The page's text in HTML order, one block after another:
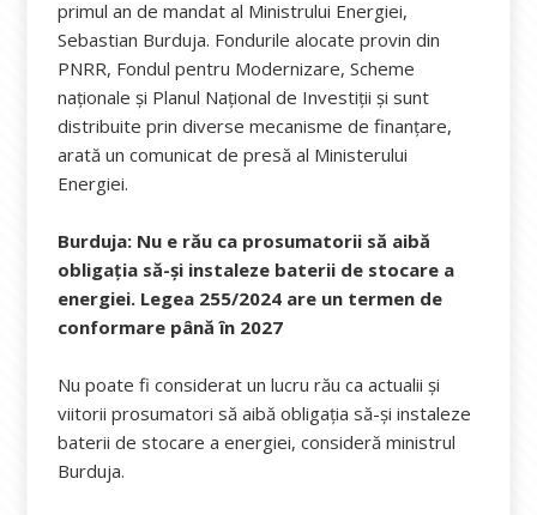
primul an de mandat al Ministrului Energiei,
Sebastian Burduja. Fondurile alocate provin din
PNRR, Fondul pentru Modernizare, Scheme
naționale și Planul Național de Investiții și sunt
distribuite prin diverse mecanisme de finanțare,
arată un comunicat de presă al Ministerului
Energiei.
Burduja: Nu e rău ca prosumatorii să aibă
obligația să-şi instaleze baterii de stocare a
energiei. Legea 255/2024 are un termen de
conformare până în 2027
Nu poate fi considerat un lucru rău ca actualii și
viitorii prosumatori să aibă obligația să-şi instaleze
baterii de stocare a energiei, consideră ministrul
Burduja.